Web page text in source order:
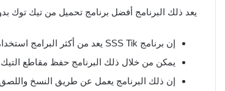
يعد ذلك البرنامج أفضل برنامج تحميل من تيك توك
إن برنامج SSS Tik يعد من أكثر البرامج استخدامًا لتحميل مقاطع التيك توك على الهاتف.
يمكن من خلال ذلك البرنامج حفظ مقاطع
إن ذلك البرنامج يعمل عن طريق النسخ